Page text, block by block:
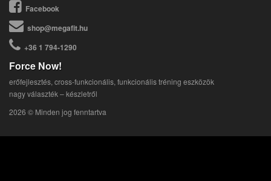
Facebook
shop@megafit.hu
+36 1 794-1290
Force Now!
erőfejlesztés, cross-funkcionális, funkcionális tréning eszközök
nagy választék – készletről
2026 © Minden jog fenntartva